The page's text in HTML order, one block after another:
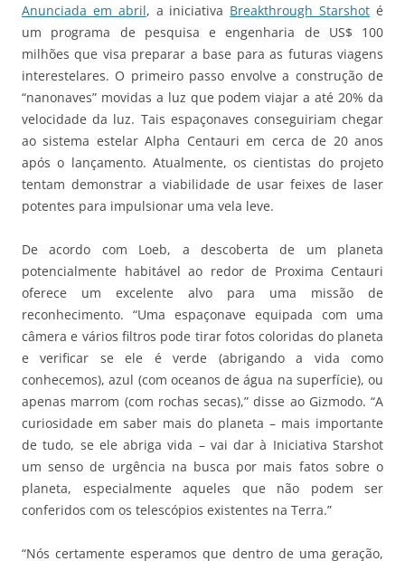
Anunciada em abril, a iniciativa Breakthrough Starshot é
um programa de pesquisa e engenharia de US$ 100
milhões que visa preparar a base para as futuras viagens
interestelares. O primeiro passo envolve a construção de
“nanonaves” movidas a luz que podem viajar a até 20% da
velocidade da luz. Tais espaçonaves conseguiriam chegar
ao sistema estelar Alpha Centauri em cerca de 20 anos
após o lançamento. Atualmente, os cientistas do projeto
tentam demonstrar a viabilidade de usar feixes de laser
potentes para impulsionar uma vela leve.
De acordo com Loeb, a descoberta de um planeta
potencialmente habitável ao redor de Proxima Centauri
oferece um excelente alvo para uma missão de
reconhecimento. “Uma espaçonave equipada com uma
câmera e vários filtros pode tirar fotos coloridas do planeta
e verificar se ele é verde (abrigando a vida como
conhecemos), azul (com oceanos de água na superfície), ou
apenas marrom (com rochas secas),” disse ao Gizmodo. “A
curiosidade em saber mais do planeta – mais importante
de tudo, se ele abriga vida – vai dar à Iniciativa Starshot
um senso de urgência na busca por mais fatos sobre o
planeta, especialmente aqueles que não podem ser
conferidos com os telescópios existentes na Terra.”
“Nós certamente esperamos que dentro de uma geração,